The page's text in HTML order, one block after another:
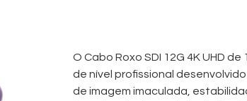
O Cabo Roxo SDI 12G 4K UHD
de nível profissional
de imagem imaculada,